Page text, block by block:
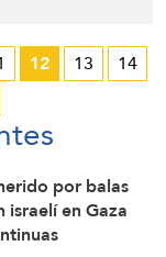
12 13
14
por balas
en Gaza